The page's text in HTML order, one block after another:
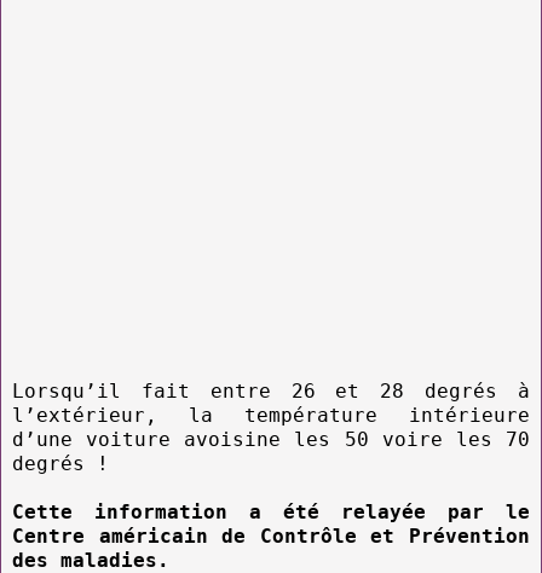
Lorsqu’il fait entre 26 et 28 degrés à
l’extérieur, la température intérieure
d’une voiture avoisine les 50 voire les 70
degrés !
Cette information a été relayée par le
Centre américain de Contrôle et Prévention
des maladies.